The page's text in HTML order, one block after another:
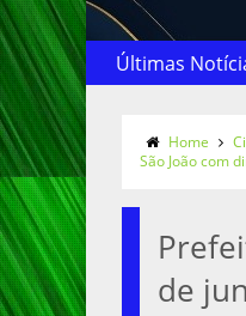
Últimas
Home
São João com
de